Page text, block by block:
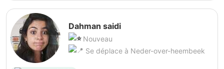
Dahman saidi
Nouveau
Se déplace à Neder-over-heembeek